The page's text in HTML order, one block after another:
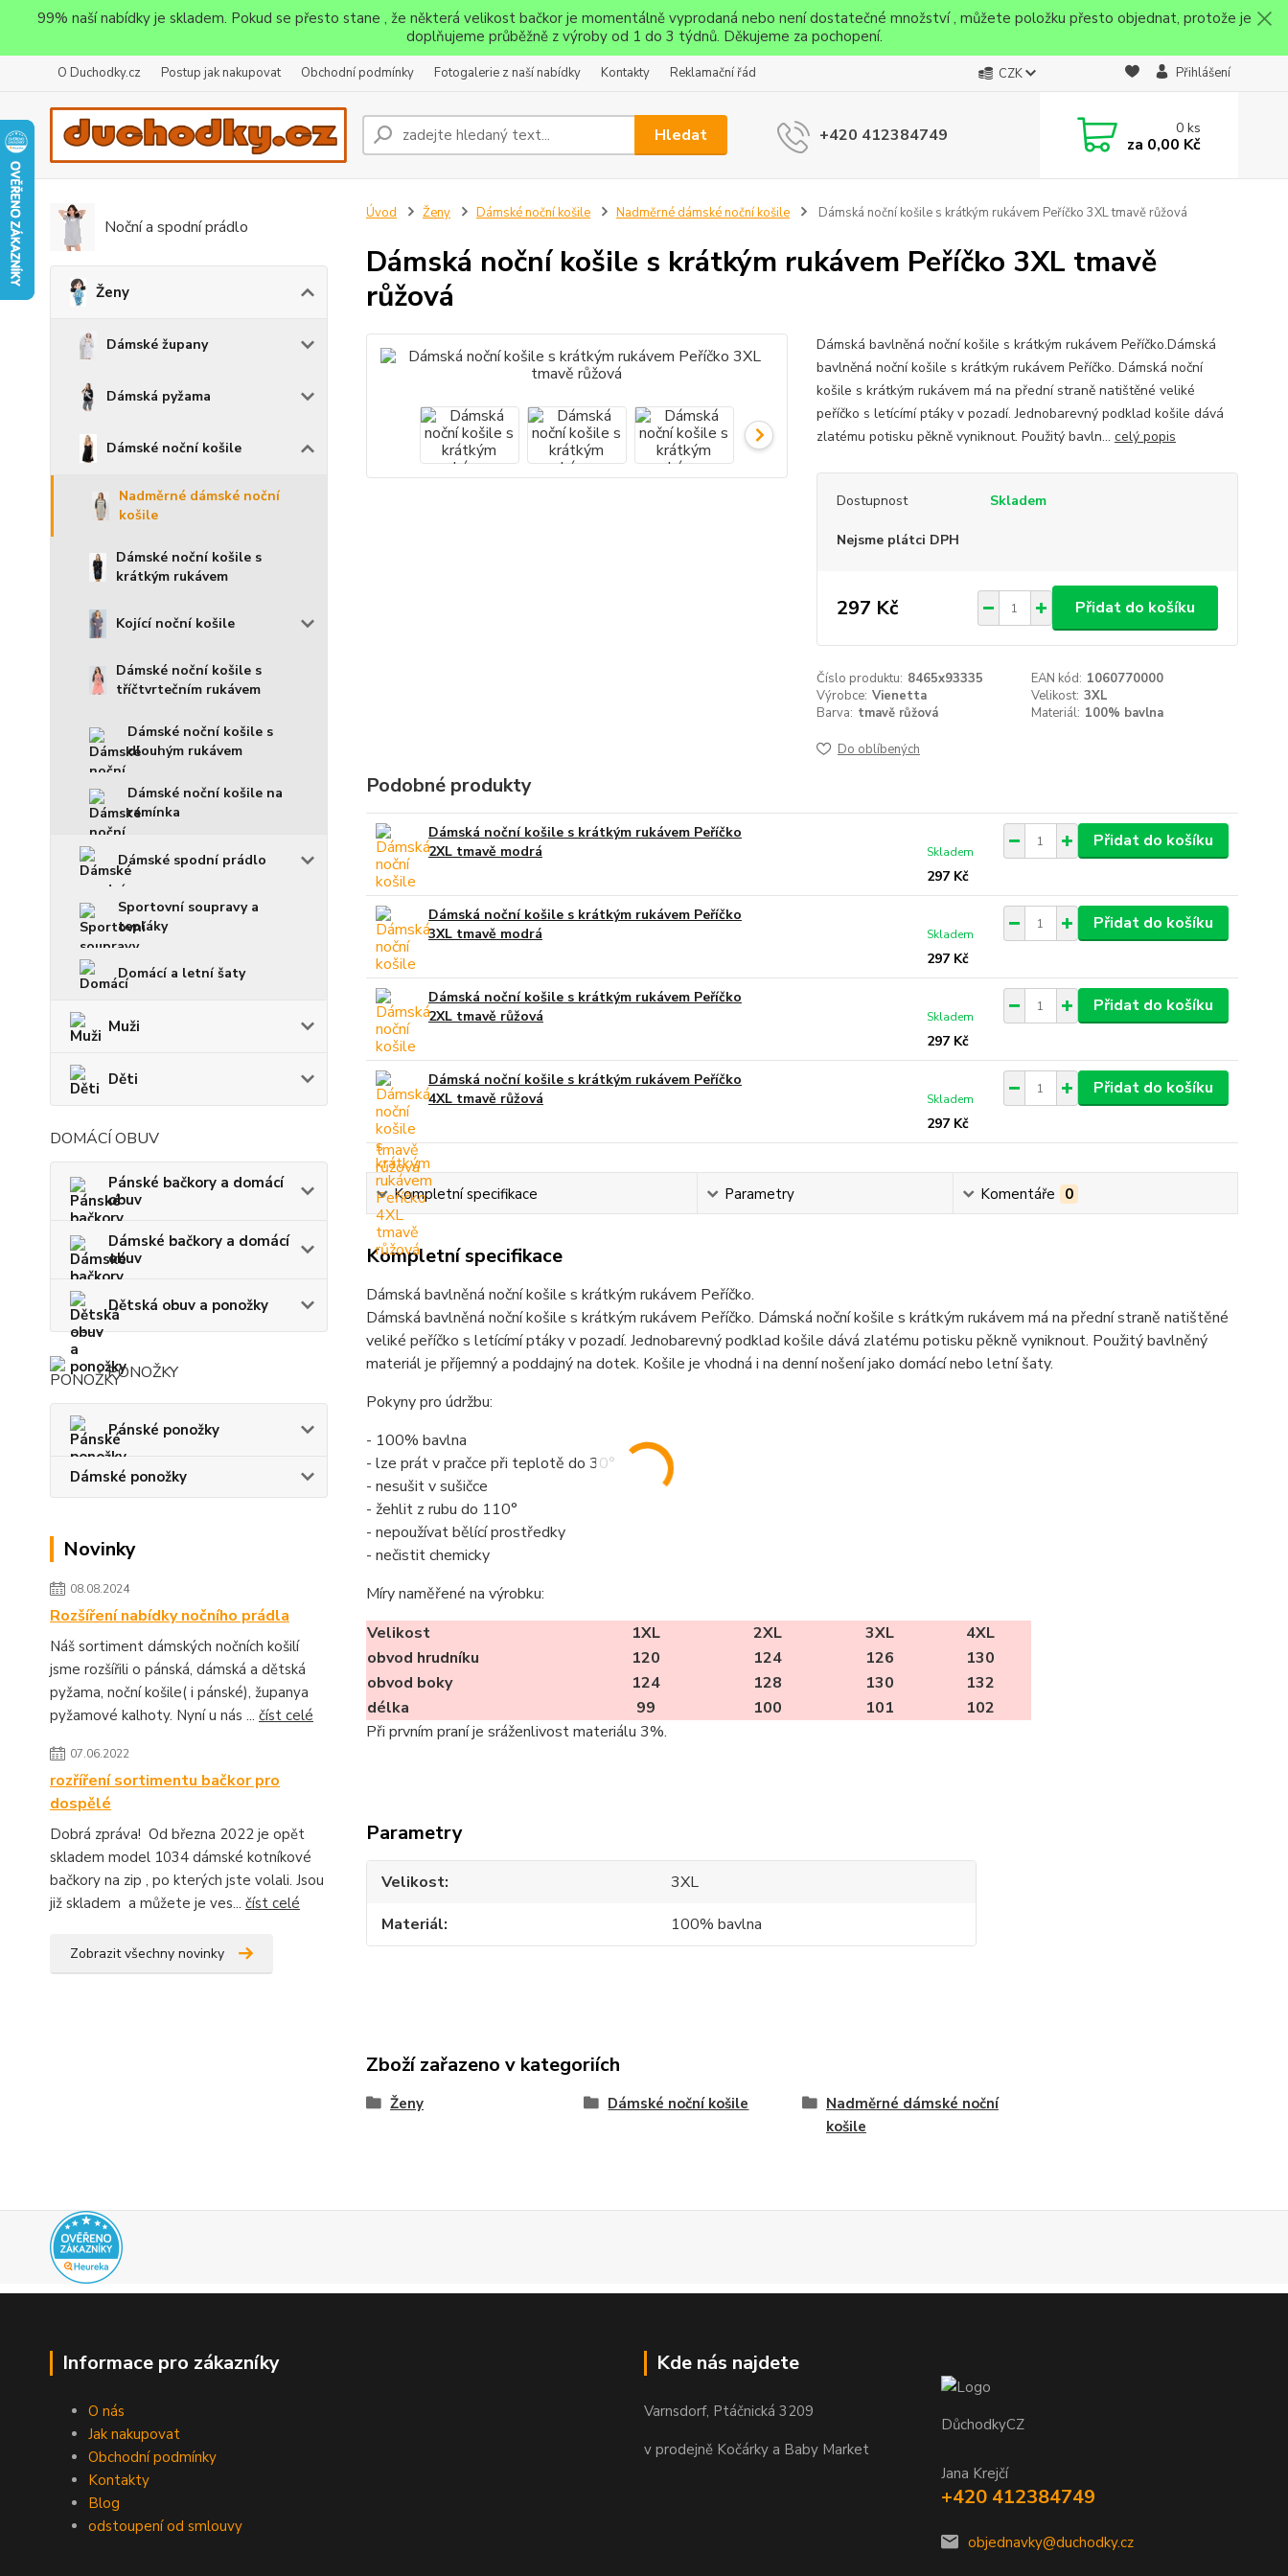
99% naší nabídky je skladem. Pokud se přesto stane , že některá velikost bačkor je momentálně vyprodaná nebo není dostatečné množství , můžete položku přesto objednat, protože je
doplňujeme průběžně z výroby od 1 do 3 týdnů. Děkujeme za pochopení.
O Duchodky.cz Postup jak nakupovat Obchodní podmínky Fotogalerie z naší nabídky Kontakty Reklamační řád CZK Přihlášení
Hledat +420 412384749 0ks
za 0,00 Kč
Noční a spodní prádlo
Ženy
Dámské župany
Dámská pyžama
Dámské noční košile
Nadměrné dámské noční
košile
Dámské noční košile s
krátkým rukávem
Kojící noční košile
Dámské noční košile s
tříčtvrtečním rukávem
Dámské noční košile s
dlouhým rukávem
Dámské noční košile na
ramínka
Dámské spodní prádlo
Sportovní soupravy a
tepláky
Domácí a letní šaty
Muži
Děti
DOMÁCÍ OBUV
Pánské bačkory a domácí
obuv
Dámské bačkory a domácí
obuv
Dětská obuv a ponožky
PONOŽKY
Pánské ponožky
Dámské ponožky
Novinky
08.08.2024
Rozšíření nabídky nočního prádla
Náš sortiment dámských nočních košilí
jsme rozšířili o pánská, dámská a dětská
pyžama, noční košile( i pánské), županya
pyžamové kalhoty. Nyní u nás ... číst celé
07.06.2022
rozříření sortimentu bačkor pro
dospělé
Dobrá zpráva! Od března 2022 je opět
skladem model 1034 dámské kotníkové
bačkory na zip , po kterých jste volali. Jsou
již skladem a můžete je ves... číst celé
Zobrazit všechny novinky
Úvod Ženy Dámské noční košile Nadměrné dámské noční košile Dámská noční košile s krátkým rukávem Peříčko 3XL tmavě růžová
Dámská noční košile s krátkým rukávem Peříčko 3XL tmavě
růžová
Dámská bavlněná noční košile s krátkým rukávem Peříčko.Dámská
bavlněná noční košile s krátkým rukávem Peříčko. Dámská noční
košile s krátkým rukávem má na přední straně natištěné veliké
peříčko s letícímí ptáky v pozadí. Jednobarevný podklad košile dává
zlatému potisku pěkně vyniknout. Použitý bavln... celý popis
Dostupnost Skladem
Nejsme plátci DPH
297 Kč Přidat do košíku
Číslo produktu: 8465x93335 EAN kód: 1060770000
Výrobce: Vienetta Velikost: 3XL
Barva: tmavě růžová Materiál: 100% bavlna
Do oblíbených
Podobné produkty
Dámská noční košile s krátkým rukávem Peříčko
2XL tmavě modrá
297 Kč
Skladem
Přidat do košíku
Dámská noční košile s krátkým rukávem Peříčko
3XL tmavě modrá
297 Kč
Skladem
Přidat do košíku
Dámská noční košile s krátkým rukávem Peříčko
2XL tmavě růžová
297 Kč
Skladem
Přidat do košíku
Dámská noční košile s krátkým rukávem Peříčko
4XL tmavě růžová
297 Kč
Skladem
Přidat do košíku
Kompletní specifikace Parametry Komentáře 0
Kompletní specifikace
Dámská bavlněná noční košile s krátkým rukávem Peříčko.
Dámská bavlněná noční košile s krátkým rukávem Peříčko. Dámská noční košile s krátkým rukávem má na přední straně natištěné
veliké peříčko s letícímí ptáky v pozadí. Jednobarevný podklad košile dává zlatému potisku pěkně vyniknout. Použitý bavlněný
materiál je příjemný a poddajný na dotek. Košile je vhodná i na denní nošení jako domácí nebo letní šaty.
Pokyny pro údržbu:
- 100% bavlna
- lze prát v pračce při teplotě do 30°
- nesušit v sušičce
- žehlit z rubu do 110°
- nepoužívat bělící prostředky
- nečistit chemicky
Míry naměřené na výrobku:
Velikost
1XL 2XL 3XL
4XL
obvod hrudníku
120 124 126
130
obvod boky
124 128 130
132
délka
99 100 101
102
Při prvním praní je sráženlivost materiálu 3%.
Parametry
Velikost
3XL
Materiál
100% bavlna
Zboží zařazeno v kategoriích
Ženy Dámské noční košile
Nadměrné dámské noční
košile
Informace pro zákazníky
O nás
Jak nakupovat
Obchodní podmínky
Kontakty
Blog
odstoupení od smlouvy
Kde nás najdete
Varnsdorf, Ptáčnická 3209
v prodejně Kočárky a Baby Market
DůchodkyCZ
Jana Krejčí
+420 412384749
objednavky@duchodky.cz